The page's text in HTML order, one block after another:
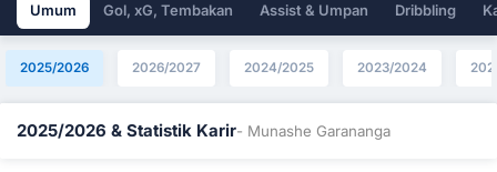
Umum Gol, xG, Tembakan Assist & Umpan Dribbling
2025/2026 2026/2027 2024/2025 2023/2024
2025/2026 & Statistik Karir- Munashe Garananga